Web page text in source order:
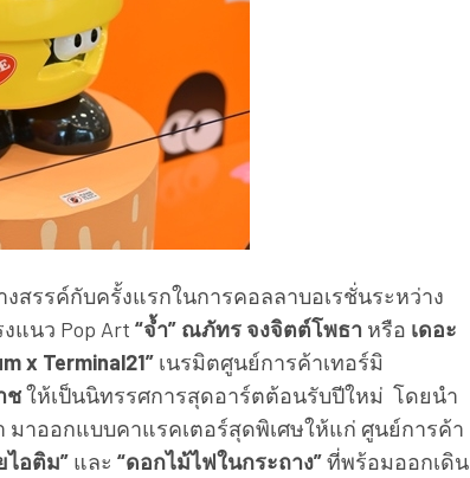
รรค์กับครั้งแรกในการคอลลาบอเรชั่นระหว่าง
แนว Pop Art “จ้ำ” ณภัทร จงจิตต์โพธา หรือ เดอะ
x Terminal21” เนรมิตศูนย์การค้าเทอร์มิ
ชให้เป็นนิทรรศการสุดอาร์ตต้อนรับปีใหม่ โดยนำ
ำ มาออกแบบคาแรคเตอร์สุดพิเศษให้แก่ ศูนย์การค้า
ไอติม” และ “ดอกไม้ไฟในกระถาง”ที่พร้อมออกเดิน